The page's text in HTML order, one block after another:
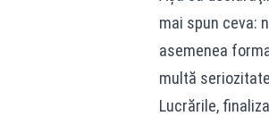
mai spun ceva:
asemenea
multă
Lucrările,